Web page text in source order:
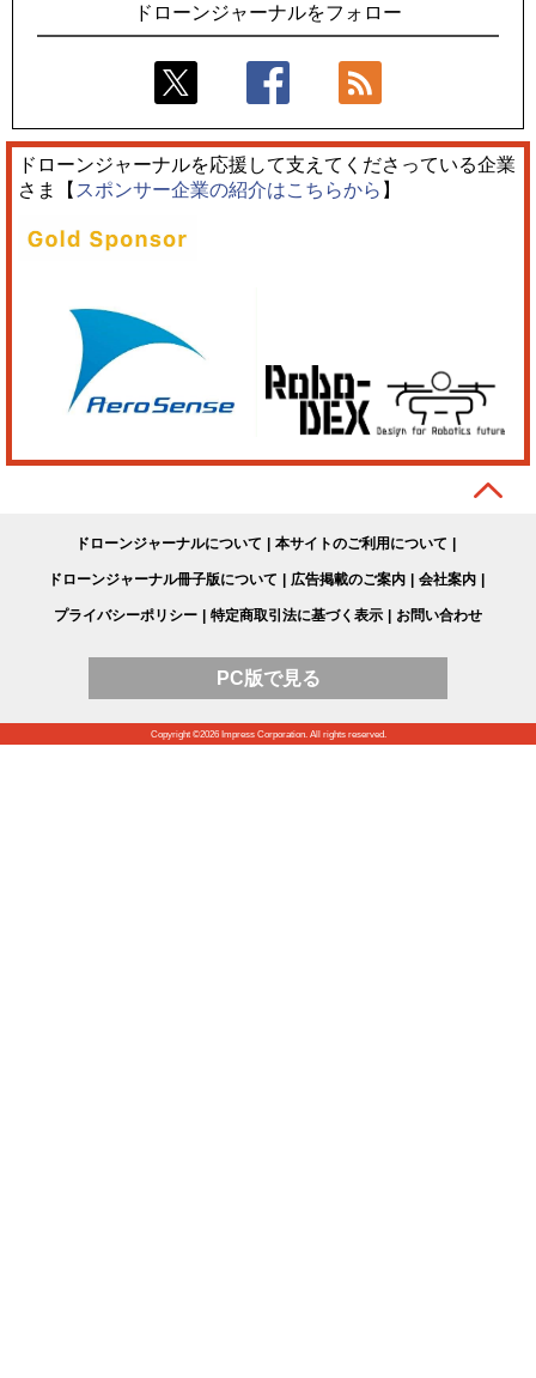
ドローンジャーナルをフォロー
ドローンジャーナルを応援して支えてくださっている企業
さま【 スポンサー企業の紹介はこちらから 】
ドローンジャーナルについて 本サイトのご利用について
ドローンジャーナル冊子版について 広告掲載のご案内 会社案内
プライバシーポリシー 特定商取引法に基づく表示 お問い合わせ
PC版で見る
Copyright ©2026Impress Corporation. All rights reserved.